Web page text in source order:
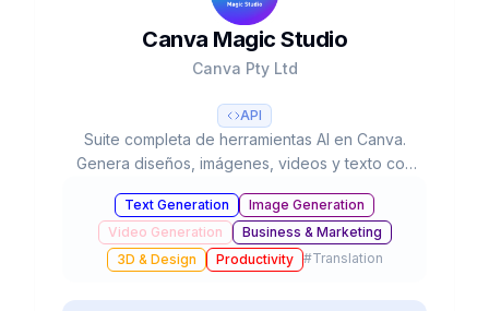
Canva Magic Studio
Canva Pty Ltd
API
Suite completa de herramientas AI en Canva.
Genera diseños, imágenes, videos y texto con
en $42B.
Text Generation
Image Generation
Video Generation
Business & Marketing
3D & Design
Productivity #Translation